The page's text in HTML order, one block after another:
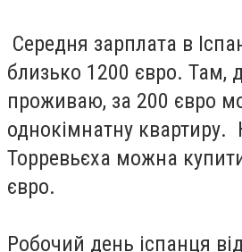
Середня зарплата в
близько 1200 євро. Там,
проживаю, за 200 євро
однокімнатну квартиру.
Торревьєха можна
євро.
Робочий день іспанця